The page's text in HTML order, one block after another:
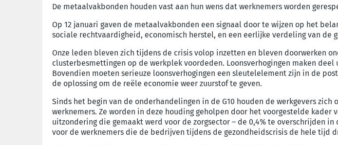
De metaalvakbonden houden vast aan hun wens dat werknemers worden
Op 12 januari gaven de metaalvakbonden een signaal door te wijzen op het
sociale rechtvaardigheid, economisch herstel, en een eerlijke verdeling van de
Onze leden bleven zich tijdens de crisis volop inzetten en bleven doorwerken
clusterbesmettingen op de werkplek voordeden. Loonsverhogingen maken
Bovendien moeten serieuze loonsverhogingen een sleutelelement zijn in de
de oplossing om de reële economie weer zuurstof te geven.
Sinds het begin van de onderhandelingen in de G10 houden de werkgevers
werknemers. Ze worden in deze houding geholpen door het voorgestelde
uitzondering die gemaakt werd voor de zorgsector – de 0,4% te overschrijden
voor de werknemers die de bedrijven tijdens de gezondheidscrisis de hele tijd